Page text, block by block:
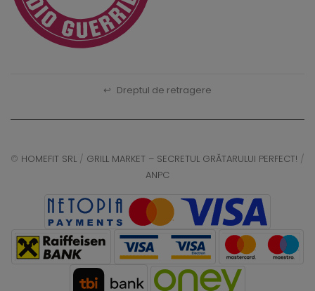
↩ Dreptul de retragere
© HOMEFIT SRL / GRILL MARKET – SECRETUL GRĂTARULUI PERFECT! /
ANPC